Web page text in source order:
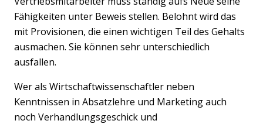
Fähigkeiten unter Beweis stellen. Belohnt wird das
mit Provisionen, die einen wichtigen Teil des Gehalts
ausmachen. Sie können sehr unterschiedlich
ausfallen.
Wer als Wirtschaftwissenschaftler neben
Kenntnissen in Absatzlehre und Marketing auch
noch Verhandlungsgeschick und